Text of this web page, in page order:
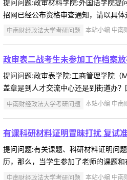
提问问题:政审材料学院:外国语学院
招网已经公布资格审查通知，请以具
中南财经政法大学考研问题 本站小编 中
政审表二战考生未参加工作档案
提问问题:政审表学院:工商管理学院
盖章是到人才交流中心还是到街道办
中南财经政法大学考研问题 本站小编 中
有课科研材料证明冒昧打扰 复试
提问问题:有关课题、科研材料证明问
历，那么，当学生参加了老师的课题
中南财经政法大学考研问题 本站小编 中